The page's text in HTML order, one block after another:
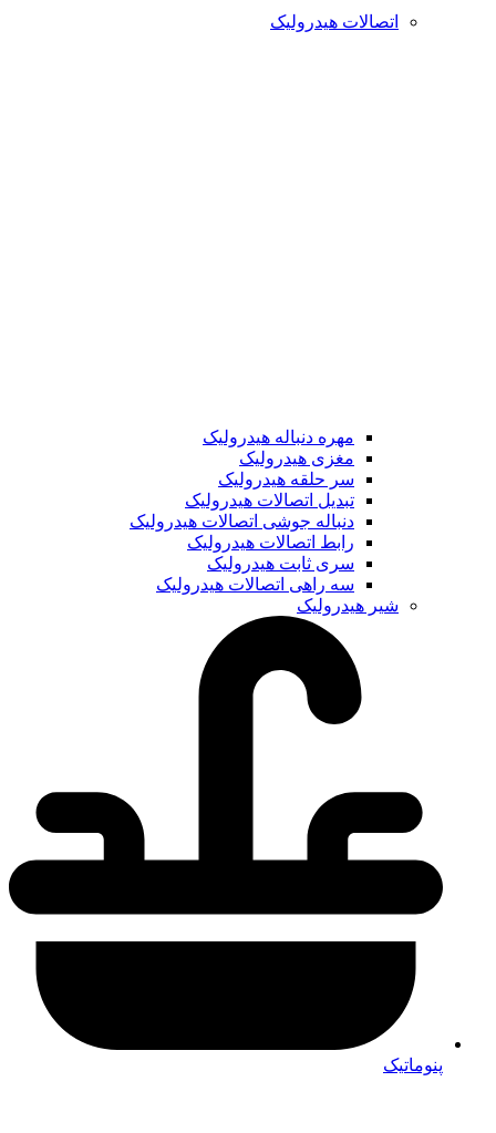
اتصالات هیدرولیک
مهره دنباله هیدرولیک
مغزی هیدرولیک
سر حلقه هیدرولیک
تبدیل اتصالات هیدرولیک
دنباله جوشی اتصالات هیدرولیک
رابط اتصالات هیدرولیک
سری ثابت هیدرولیک
سه راهی اتصالات هیدرولیک
شیر هیدرولیک
پنوماتیک